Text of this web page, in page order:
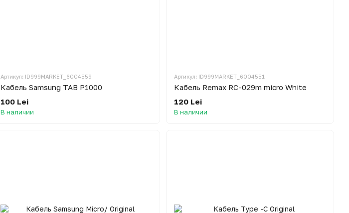
Артикул: ID999MARKET_6004559
Кабель Samsung TAB P1000
100 Lei
В наличии
Артикул: ID999MARKET_6004551
Кабель Remax RC-029m micro White
120 Lei
В наличии